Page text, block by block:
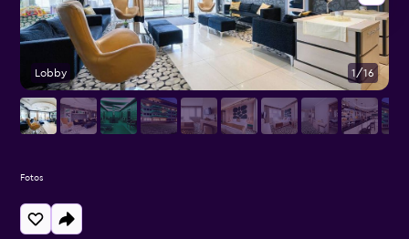
Lobby 1/16
Fotos